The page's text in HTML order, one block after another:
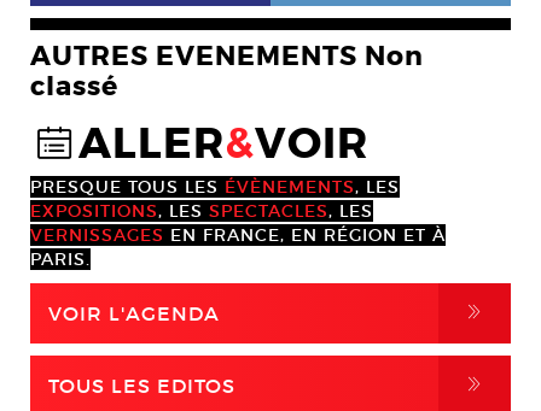
AUTRES EVENEMENTS Non
classé
@ALLER&VOIR
PRESQUE TOUS LES ÉVÈNEMENTS, LES
EXPOSITIONS, LES SPECTACLES, LES
VERNISSAGES EN FRANCE, EN RÉGION ET À
PARIS.
VOIR L'AGENDA ,
TOUS LES EDITOS ,